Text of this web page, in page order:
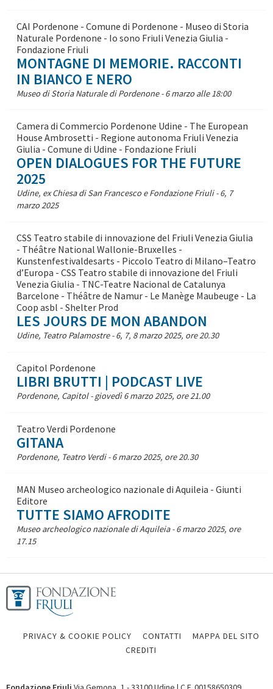
CAI Pordenone - Comune di Pordenone - Museo di Storia
Naturale Pordenone - Io sono Friuli Venezia Giulia -
Fondazione Friuli
MONTAGNE DI MEMORIE. RACCONTI
IN BIANCO E NERO
Museo di Storia Naturale di Pordenone - 6 marzo alle 18:00
Camera di Commercio Pordenone Udine - The European
House Ambrosetti - Regione autonoma Friuli Venezia
Giulia - Comune di Udine - Fondazione Friuli
OPEN DIALOGUES FOR THE FUTURE
2025
Udine, ex Chiesa di San Francesco e Fondazione Friuli - 6, 7
marzo 2025
CSS Teatro stabile di innovazione del Friuli Venezia Giulia
- Théâtre National Wallonie-Bruxelles -
Kunstenfestivaldesarts - Piccolo Teatro di Milano–Teatro
d’Europa - CSS Teatro stabile di innovazione del Friuli
Venezia Giulia - TNC-Teatre Nacional de Catalunya
Barcelone - Théâtre de Namur - Le Manège Maubeuge - La
Coop asbl - Shelter Prod
LES JOURS DE MON ABANDON
Udine, Teatro Palamostre - 6, 7, 8 marzo 2025, ore 20.30
Capitol Pordenone
LIBRI BRUTTI | PODCAST LIVE
Pordenone, Capitol - giovedì 6 marzo 2025, ore 21.00
Teatro Verdi Pordenone
GITANA
Pordenone, Teatro Verdi - 6 marzo 2025, ore 20.30
MAN Museo archeologico nazionale di Aquileia - Giunti
Editore
TUTTE SIAMO AFRODITE
Museo archeologico nazionale di Aquileia - 6 marzo 2025, ore
17.15
PRIVACY & COOKIE POLICY CONTATTI
MAPPA DEL SITO
CREDITI